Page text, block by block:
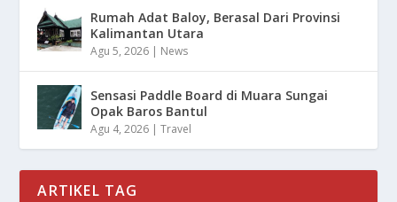
Rumah Adat Baloy, Berasal Dari Provinsi
Kalimantan Utara
Agu 5, 2026 | News
Sensasi Paddle Board di Muara Sungai
Opak Baros Bantul
Agu 4, 2026 |Travel
ARTIKEL TAG